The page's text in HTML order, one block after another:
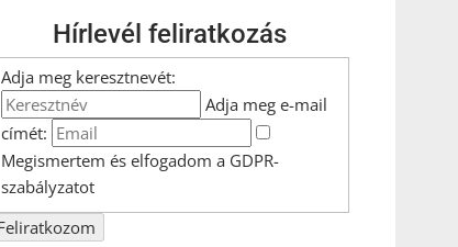
Hírlevél feliratkozás
Adja meg keresztnevét:
Adja meg e-mail
címét:
Megismertem és elfogadom a GDPR-
szabályzatot